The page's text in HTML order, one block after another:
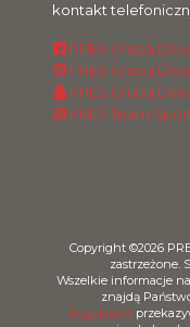
kontakt
PRES Grupa
PRES Grupa
PRES Grupa
PRES Team
Copyright ©2026
zastrzeżone.
Wszelkie informacje
znajdą
Regulamin